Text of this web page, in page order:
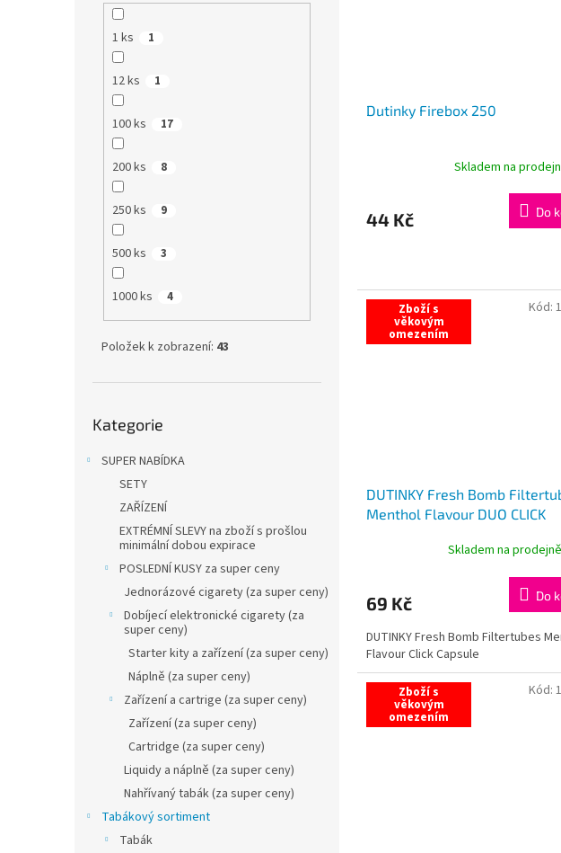
1 ks 1
12 ks 1
100 ks 17
200 ks 8
250 ks 9
500 ks 3
1000 ks 4
Položek k zobrazení: 43
kategorie
Kategorie
SUPER NABÍDKA
SETY
ZAŘÍZENÍ
EXTRÉMNÍ SLEVY na zboží s prošlou
minimální dobou expirace
POSLEDNÍ KUSY za super ceny
Jednorázové cigarety (za super ceny)
Dobíjecí elektronické cigarety (za
super ceny)
Starter kity a zařízení (za super ceny)
Náplně (za super ceny)
Zařízení a cartrige (za super ceny)
Zařízení (za super ceny)
Cartridge (za super ceny)
Liquidy a náplně (za super ceny)
Nahřívaný tabák (za super ceny)
Tabákový sortiment
Tabák
Dutinky Firebox 250
Skladem na
44 Kč Do
Zboží s
věkovým
omezením
DUTINKY Fresh Bomb
Menthol Flavour DUO CLICK
Skladem na prodejně
69 Kč Do
DUTINKY Fresh Bomb Filtertubes
Flavour Click Capsule
Kód:
Zboží s
věkovým
omezením
Kód: